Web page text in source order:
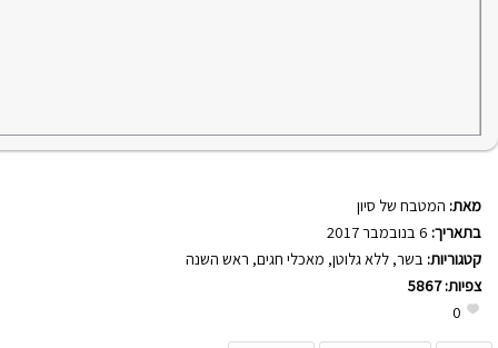
מאת: המטבח של סיון
בתאריך:
קטגוריות: בשר, ללא גלוטן, מאכלי חגים, ראש השנה
צפיות:5867
0